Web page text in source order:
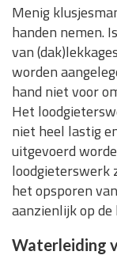
Menig
handen nemen.
van
worden
hand niet voor
Het
niet heel lastig
uitgevoerd
loodgieterswerk
het opsporen
aanzienlijk op
Waterleiding